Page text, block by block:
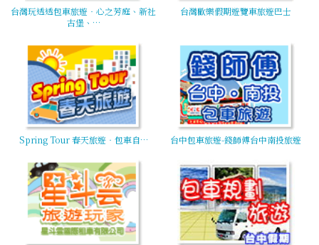
台灣玩透透包車旅遊‧心之芳庭、新社
古堡、…
台灣歡樂假期遊覽車旅遊巴士
Spring Tour 春天旅遊‧包車自… 台中包車旅遊-錢師傅台中南投旅遊